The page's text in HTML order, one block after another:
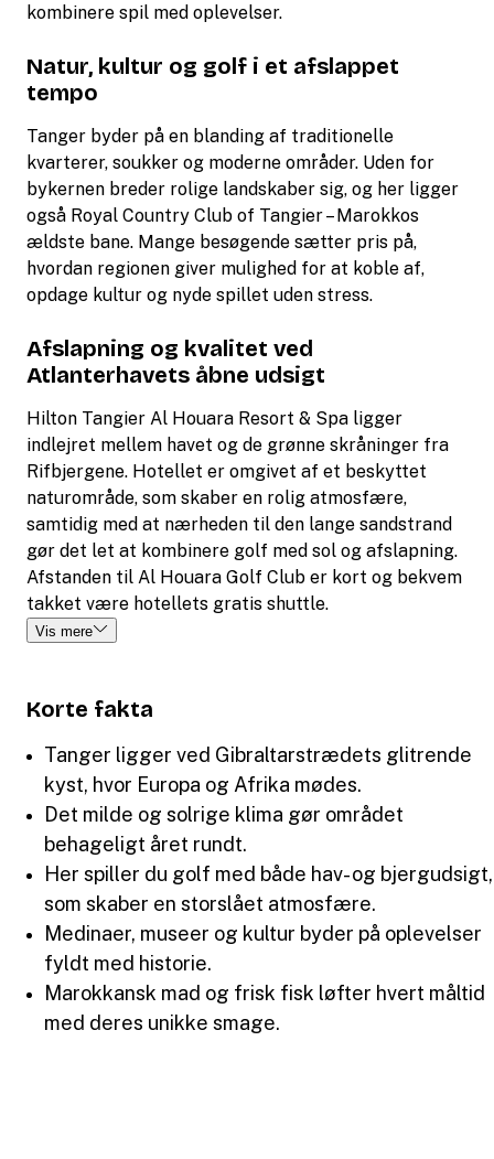
kombinere spil med oplevelser.
Natur, kultur og golf i et afslappet
tempo
Tanger byder på en blanding af traditionelle
kvarterer, soukker og moderne områder. Uden for
bykernen breder rolige landskaber sig, og her ligger
også Royal Country Club of Tangier – Marokkos
ældste bane. Mange besøgende sætter pris på,
hvordan regionen giver mulighed for at koble af,
opdage kultur og nyde spillet uden stress.
Afslapning og kvalitet ved
Atlanterhavets åbne udsigt
Hilton Tangier Al Houara Resort & Spa ligger
indlejret mellem havet og de grønne skråninger fra
Rifbjergene. Hotellet er omgivet af et beskyttet
naturområde, som skaber en rolig atmosfære,
samtidig med at nærheden til den lange sandstrand
gør det let at kombinere golf med sol og afslapning.
Afstanden til Al Houara Golf Club er kort og bekvem
takket være hotellets gratis shuttle.
Vis mere
Korte fakta
Tanger ligger ved Gibraltarstrædets glitrende
kyst, hvor Europa og Afrika mødes.
Det milde og solrige klima gør området
behageligt året rundt.
Her spiller du golf med både hav- og bjergudsigt,
som skaber en storslået atmosfære.
Medinaer, museer og kultur byder på oplevelser
fyldt med historie.
Marokkansk mad og frisk fisk løfter hvert måltid
med deres unikke smage.